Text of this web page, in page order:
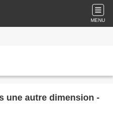
MENU
une autre dimension -